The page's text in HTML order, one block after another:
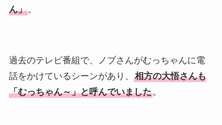
ん」。
過去のテレビ番組で、ノブさんがむっちゃんに電
話をかけているシーンがあり、 相方の大悟さんも
「むっちゃん～」と呼んでいました。